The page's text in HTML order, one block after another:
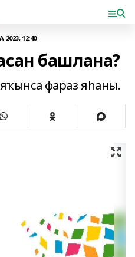
2023, 12:40
башлана?
фараз яһаны.